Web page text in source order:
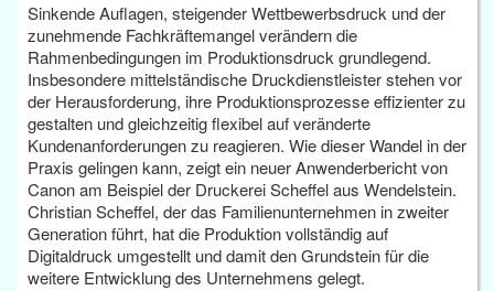
Sinkende Auflagen, steigender Wettbewerbsdruck und der
zunehmende Fachkräftemangel verändern die
Rahmenbedingungen im Produktionsdruck grundlegend.
Insbesondere mittelständische Druckdienstleister stehen vor
der Herausforderung, ihre Produktionsprozesse effizienter zu
gestalten und gleichzeitig flexibel auf veränderte
Kundenanforderungen zu reagieren. Wie dieser Wandel in der
Praxis gelingen kann, zeigt ein neuer Anwenderbericht von
Canon am Beispiel der Druckerei Scheffel aus Wendelstein.
Christian Scheffel, der das Familienunternehmen in zweiter
Generation führt, hat die Produktion vollständig auf
Digitaldruck umgestellt und damit den Grundstein für die
weitere Entwicklung des Unternehmens gelegt.